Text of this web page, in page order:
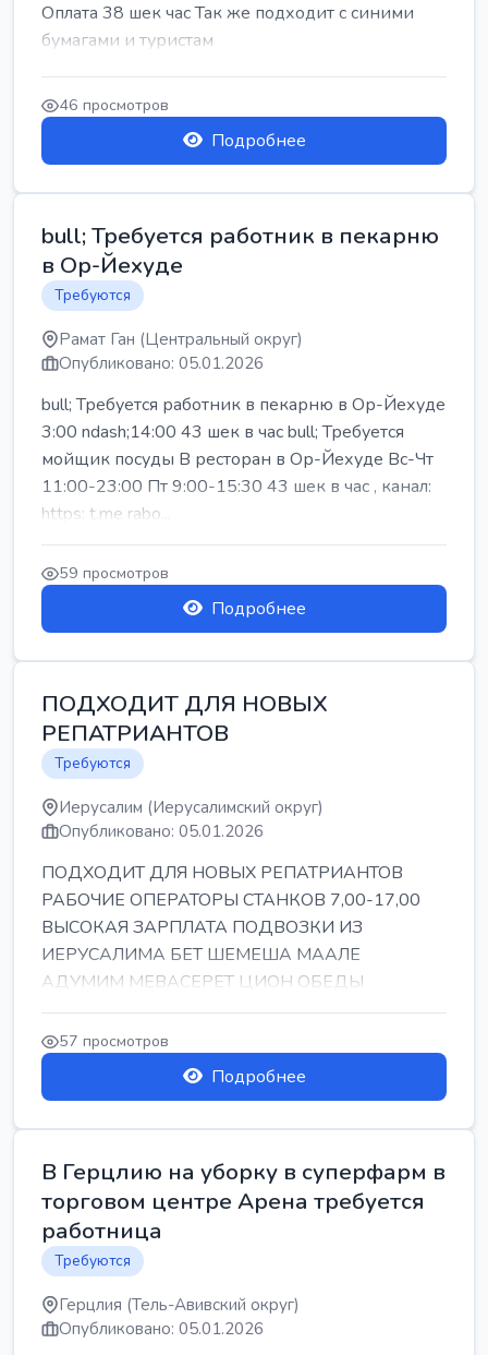
Оплата 38 шек час Так же подходит с синими
бумагами и туристам
46 просмотров
Подробнее
bull; Требуется работник в пекарню
в Ор-Йехуде
Требуются
Рамат Ган (Центральный округ)
Опубликовано: 05.01.2026
bull; Требуется работник в пекарню в Ор-Йехуде
3:00 ndash;14:00 43 шек в час bull; Требуется
мойщик посуды В ресторан в Ор-Йехуде Вс-Чт
11:00-23:00 Пт 9:00-15:30 43 шек в час , канал:
https: t.me rabo...
59 просмотров
Подробнее
ПОДХОДИТ ДЛЯ НОВЫХ
РЕПАТРИАНТОВ
Требуются
Иерусалим (Иерусалимский округ)
Опубликовано: 05.01.2026
ПОДХОДИТ ДЛЯ НОВЫХ РЕПАТРИАНТОВ
РАБОЧИЕ ОПЕРАТОРЫ СТАНКОВ 7,00-17,00
ВЫСОКАЯ ЗАРПЛАТА ПОДВОЗКИ ИЗ
ИЕРУСАЛИМА БЕТ ШЕМЕША МААЛЕ
АДУМИМ МЕВАСЕРЕТ ЦИОН ОБЕДЫ
ПОДАРКИ КОРПОРАТИВЫ ИНГА
57 просмотров
Подробнее
В Герцлию на уборку в суперфарм в
торговом центре Арена требуется
работница
Требуются
Герцлия (Тель-Авивский округ)
Опубликовано: 05.01.2026